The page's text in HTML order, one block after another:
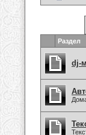
Раздел
dj-